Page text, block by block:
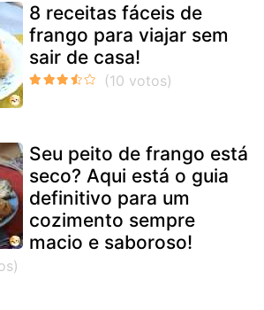
8 receitas fáceis de
frango para viajar sem
sair de casa!
Seu peito de frango está
seco? Aqui está o guia
definitivo para um
cozimento sempre
macio e saboroso!